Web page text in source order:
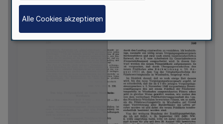
Alle Cookies akzeptieren